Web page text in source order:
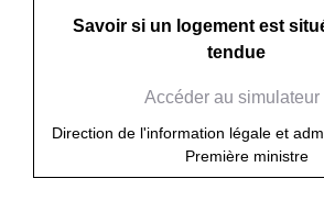
Savoir si un logement est
tendue
Accéder au simulateur
Direction de l'information légale et
Première ministre